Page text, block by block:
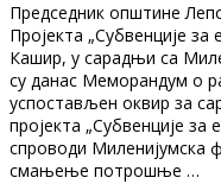
Председник општине
Пројекта „Субвенције
Кашир, у сарадњи са
су данас Меморандум о
успостављен оквир за
пројекта „Субвенције за
спроводи Миленијумска
смањење потрошње …